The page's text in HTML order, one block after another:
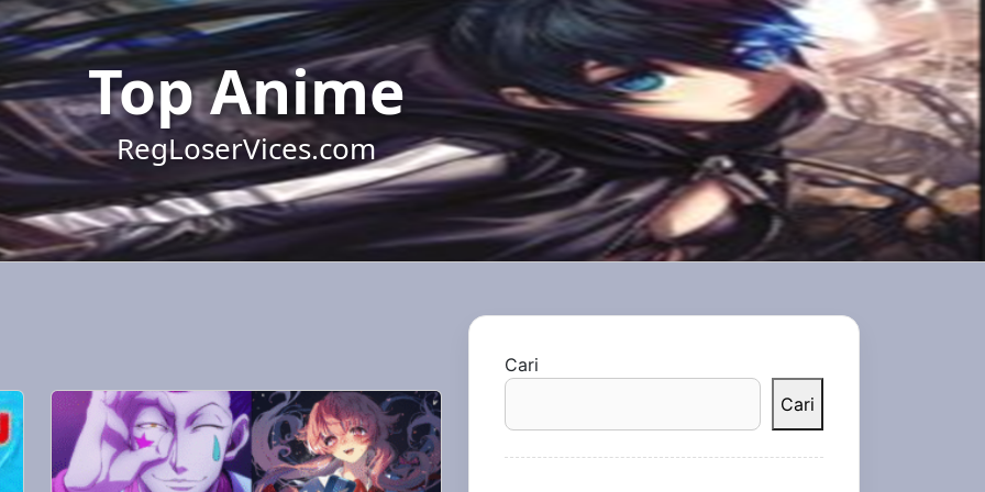
Top Anime
RegLoserVices.com
Cari
Cari